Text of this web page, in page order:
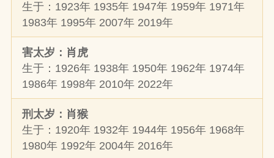
生于：1923年 1935年 1947年 1959年 1971年
1983年 1995年 2007年 2019年
害太岁：肖虎
生于：1926年 1938年 1950年 1962年 1974年
1986年 1998年 2010年 2022年
刑太岁：肖猴
生于：1920年 1932年 1944年 1956年 1968年
1980年 1992年 2004年 2016年